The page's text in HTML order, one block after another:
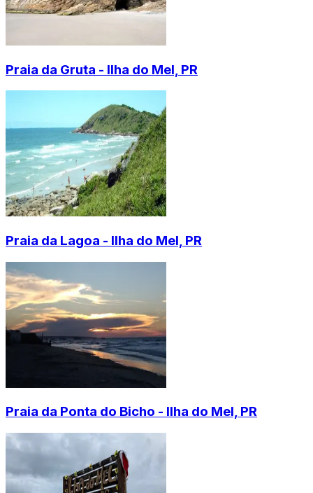
Praia da Gruta - Ilha do Mel, PR
Praia da Lagoa - Ilha do Mel, PR
Praia da Ponta do Bicho - Ilha do Mel, PR